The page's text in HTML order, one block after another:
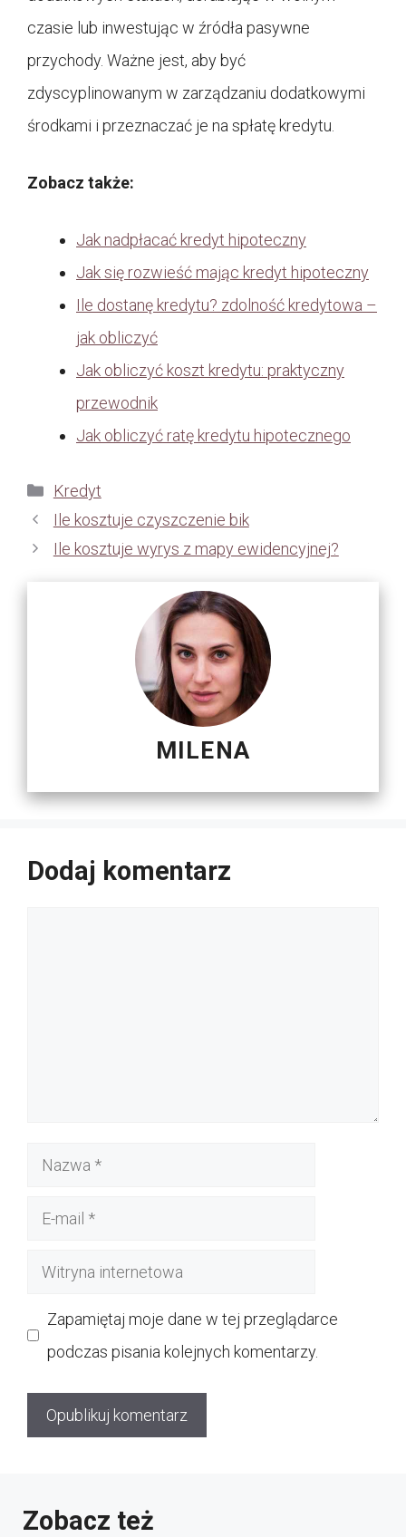
czasie lub inwestując w źródła pasywne
przychody. Ważne jest, aby być
zdyscyplinowanym w zarządzaniu dodatkowymi
środkami i przeznaczać je na spłatę kredytu.
Zobacz także:
Jak nadpłacać kredyt hipoteczny
Jak się rozwieść mając kredyt hipoteczny
Ile dostanę kredytu? zdolność kredytowa –
jak obliczyć
Jak obliczyć koszt kredytu: praktyczny
przewodnik
Jak obliczyć ratę kredytu hipotecznego
Kategorie
Kredyt
Ile kosztuje czyszczenie bik
Ile kosztuje wyrys z mapy ewidencyjnej?
MILENA
Dodaj komentarz
Nazwa
Witryna
Zapamiętaj moje dane w tej przeglądarce
podczas pisania kolejnych komentarzy.
Zobacz też